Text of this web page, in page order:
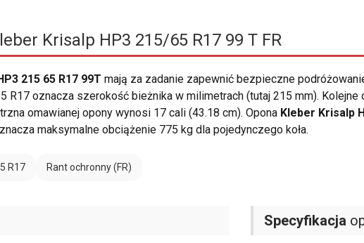
Krisalp HP3 215/65 R17 99 T FR
215 65 R17 99T mają za zadanie zapewnić bezpieczne
R17 oznacza szerokość bieżnika w milimetrach (tutaj 215 mm).
omawianej opony wynosi 17 cali (43.18 cm). Opona Kleber Krisalp
maksymalne obciążenie 775 kg dla pojedynczego koła.
R17 Rant ochronny (FR)
Specyfikacja